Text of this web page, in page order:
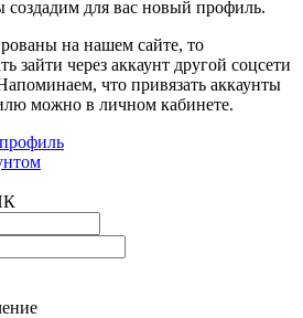
для вас новый профиль.
на нашем сайте, то
через аккаунт другой соцсети
что привязать аккаунты
ваших соцсетей к профилю можно в личном кабинете.